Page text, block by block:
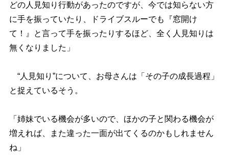
どの人見知り行動があったのですが、今では知らない方
に手を振っていたり、ドライブスルーでも『窓開け
て！』と言って手を振ったりするほど、全く人見知りは
無くなりました」
“人見知り”について、お母さんは「その子の成長過程」
と捉えているそう。
「姉妹でいる機会が多いので、ほかの子と関わる機会が
増えれば、また違った一面が出てくるのかもしれません
ね」